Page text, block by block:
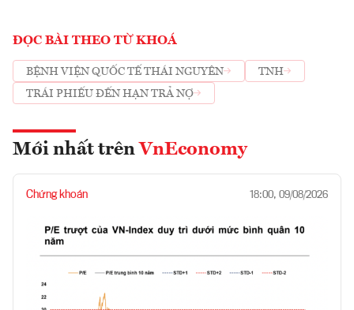
ĐỌC BÀI THEO TỪ KHOÁ
BỆNH VIỆN QUỐC TẾ THÁI NGUYÊN
TNH
TRÁI PHIẾU ĐẾN HẠN TRẢ NỢ
Mới nhất trên VnEconomy
Chứng khoán 18:00, 09/08/2026